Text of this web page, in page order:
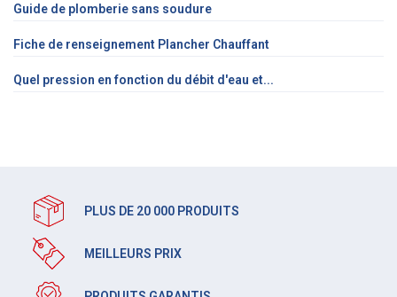
Guide de plomberie sans soudure
Fiche de renseignement Plancher Chauffant
Quel pression en fonction du débit d'eau et...
PLUS DE 20 000 PRODUITS
MEILLEURS PRIX